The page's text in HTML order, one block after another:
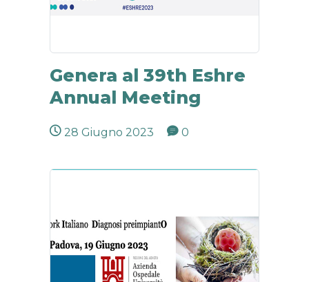
Genera al 39th Eshre
Annual Meeting
28 Giugno 2023 0